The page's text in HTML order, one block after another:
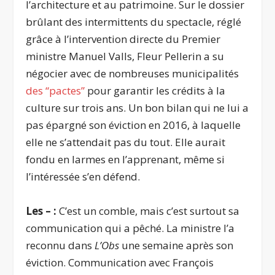
l’architecture et au patrimoine. Sur le dossier
brûlant des intermittents du spectacle, réglé
grâce à l’intervention directe du Premier
ministre Manuel Valls, Fleur Pellerin a su
négocier avec de nombreuses municipalités
des “pactes” pour garantir les crédits à la
culture sur trois ans. Un bon bilan qui ne lui a
pas épargné son éviction en 2016, à laquelle
elle ne s’attendait pas du tout. Elle aurait
fondu en larmes en l’apprenant, même si
l’intéressée s’en défend.
Les – :C’est un comble, mais c’est surtout sa
communication qui a pêché. La ministre l’a
reconnu dansL’Obs une semaine après son
éviction. Communication avec François